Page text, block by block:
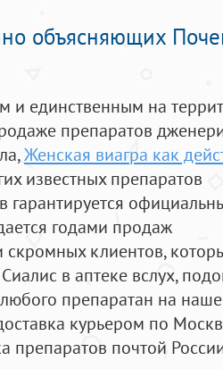
объясняющих
и единственным на
препаратов
,Женская виагра как
известных препаратов
гарантируется
годами продаж
скромных клиентов,
в аптеке вслух,
препаратан на
курьером по
препаратов почтой